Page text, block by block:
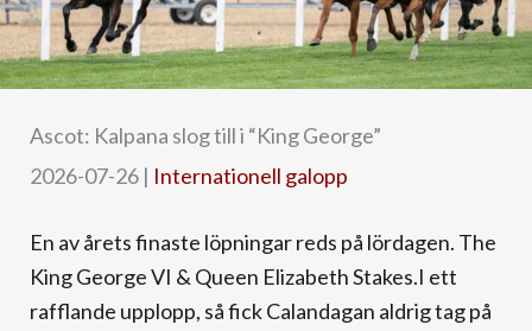
Ascot: Kalpana slog till i “King George”
2026-07-26 | Internationell galopp
En av årets finaste löpningar reds på lördagen. The
King George VI & Queen Elizabeth Stakes.I ett
rafflande upplopp, så fick Calandagan aldrig tag på